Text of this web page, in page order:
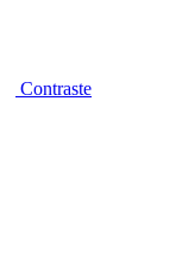
Contraste